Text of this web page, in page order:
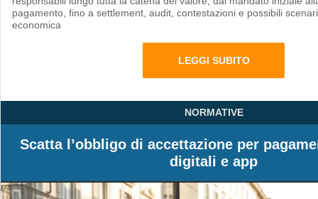
pagamento, fino a settlement, audit, contestazioni e possibili
economica
LEGGI SUBITO
NORMATIVE
Scatta l’obbligo di accettazione per
digitali e app